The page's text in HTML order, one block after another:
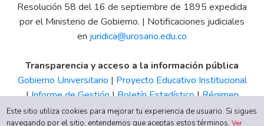
Resolución 58 del 16 de septiembre de 1895 expedida
por el Ministerio de Gobierno. | Notificaciones judiciales
en juridica@urosario.edu.co
Transparencia y acceso a la información pública
Gobierno Universitario | Proyecto Educativo Institucional
|Informe de Gestión|Boletín Estadístico|Régimen
Tributario|Estados Financieros |Código de Ética| Canal
Este sitio utiliza cookies para mejorar tu experiencia de usuario. Si sigues
navegando por el sitio, entendemos que aceptas estos términos.Ver